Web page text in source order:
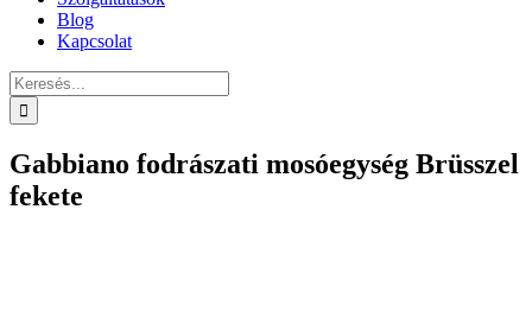
Blog
Kapcsolat
Keresés...
Gabbiano fodrászati mosóegység Brüsszel
fekete